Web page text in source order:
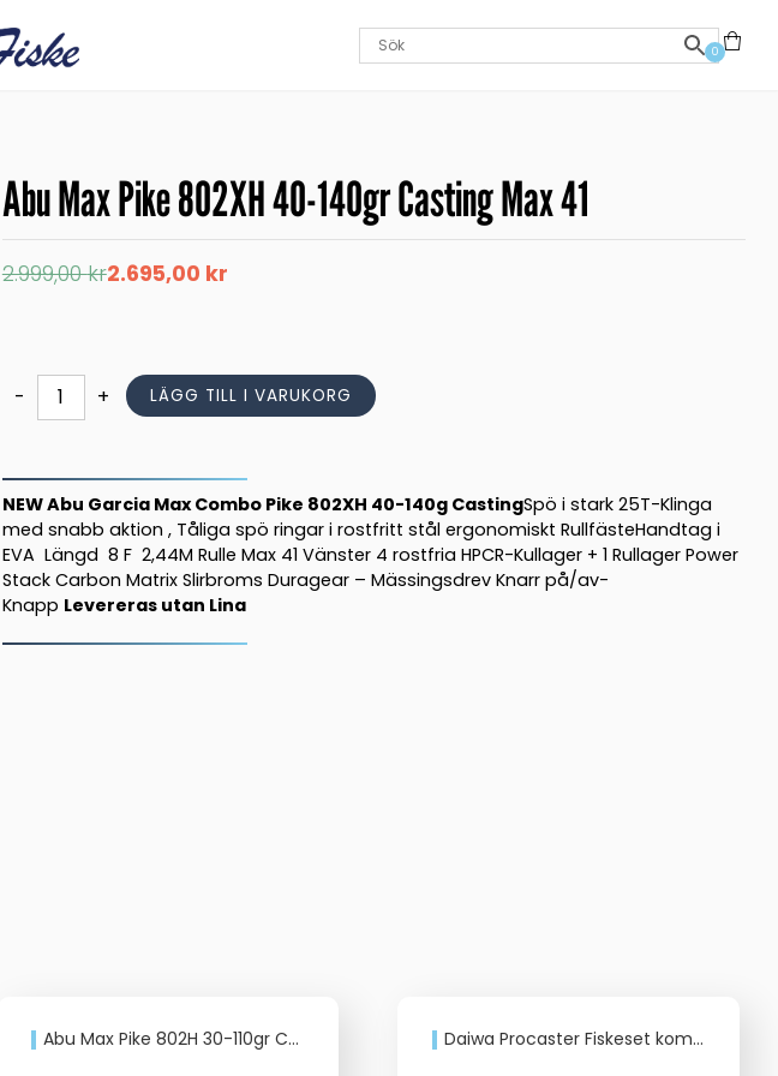
0
Abu Max Pike 802XH 40-140gr Casting Max 41
2.999,00kr
Det
ursprungliga
2.695,00 kr
Det
nuvarande
-
Max
802XH
40-
140gr
Casting
Max
41
mängd
+ LÄGG TILL I VARUKORG
NEW Abu Garcia Max Combo Pike 802XH 40-140g CastingSpö i stark 25T-Klinga
med snabb aktion , Tåliga spö ringar i rostfritt stål ergonomiskt RullfästeHandtag i
EVA Längd 8 F 2,44M Rulle Max 41 Vänster 4 rostfria HPCR-Kullager + 1 Rullager Power
Stack Carbon Matrix Slirbroms Duragear – Mässingsdrev Knarr på/av-
Knapp Levereras utan Lina
Abu Max Pike 802H 30-110gr Casting Max 41 Daiwa Procaster Fiskeset komplett med lina